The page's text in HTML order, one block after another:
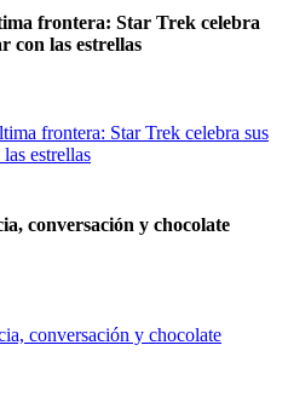
frontera: Star Trek celebra
con las estrellas
conversación y chocolate